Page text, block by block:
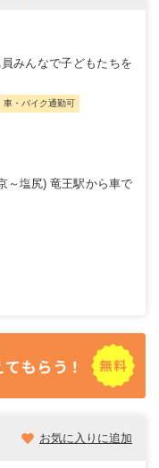
みんなで子どもたちを
車・バイク通勤可
～塩尻) 竜王駅から車で
お気に入りに追加